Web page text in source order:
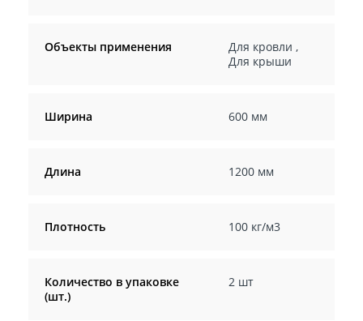
Объекты применения Для кровли ,
Для крыши
Ширина 600 мм
Длина 1200 мм
Плотность 100 кг/м3
Количество в упаковке
(шт.)
2 шт